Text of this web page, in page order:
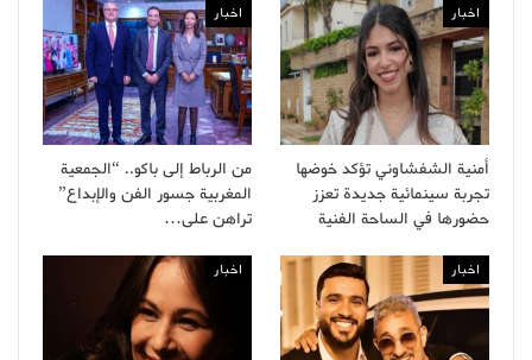
اخبار
أمنية الشفشاوني تؤكد خوضها
تجربة سينمائية جديدة تعزز
حضورها في الساحة الفنية
اخبار
من الرباط إلى باكو.. “الجمعية
المغربية جسور الفن والإبداع”
تراهن على…
اخبار اخبار